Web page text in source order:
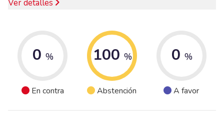
Ver detalles
0 %
En contra
100 %
Abstención
0 %
A favor